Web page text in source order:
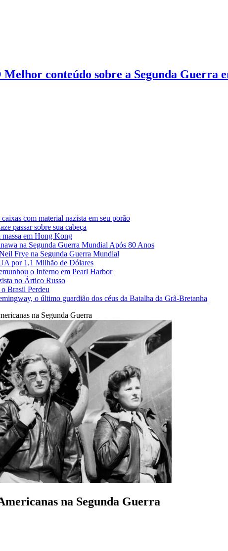
conteúdo sobre a Segunda Guerra
com material nazista em seu porão
passar sobre sua cabeça
massa em Hong Kong
na Segunda Guerra Mundial Após 80 Anos
Frye na Segunda Guerra Mundial
por 1,1 Milhão de Dólares
o Inferno em Pearl Harbor
no Ártico Russo
Brasil Perdeu
o último guardião dos céus da Batalha da Grã-Bretanha
na Segunda Guerra
na Segunda Guerra